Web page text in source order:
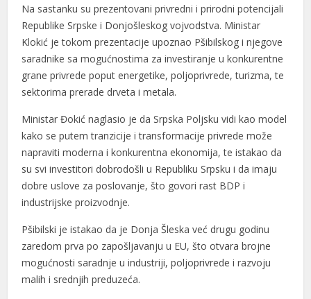
Na sastanku su prezentovani privredni i prirodni potencijali
Republike Srpske i Donjošleskog vojvodstva. Ministar
Klokić je tokom prezentacije upoznao Pšibilskog i njegove
saradnike sa mogućnostima za investiranje u konkurentne
grane privrede poput energetike, poljoprivrede, turizma, te
sektorima prerade drveta i metala.
Ministar Đokić naglasio je da Srpska Poljsku vidi kao model
kako se putem tranzicije i transformacije privrede može
napraviti moderna i konkurentna ekonomija, te istakao da
su svi investitori dobrodošli u Republiku Srpsku i da imaju
dobre uslove za poslovanje, što govori rast BDP i
industrijske proizvodnje.
Pšibilski je istakao da je Donja Šleska već drugu godinu
zaredom prva po zapošljavanju u EU, što otvara brojne
mogućnosti saradnje u industriji, poljoprivrede i razvoju
malih i srednjih preduzeća.